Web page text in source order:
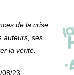
de la crise
auteurs, ses
la vérité.
08/23